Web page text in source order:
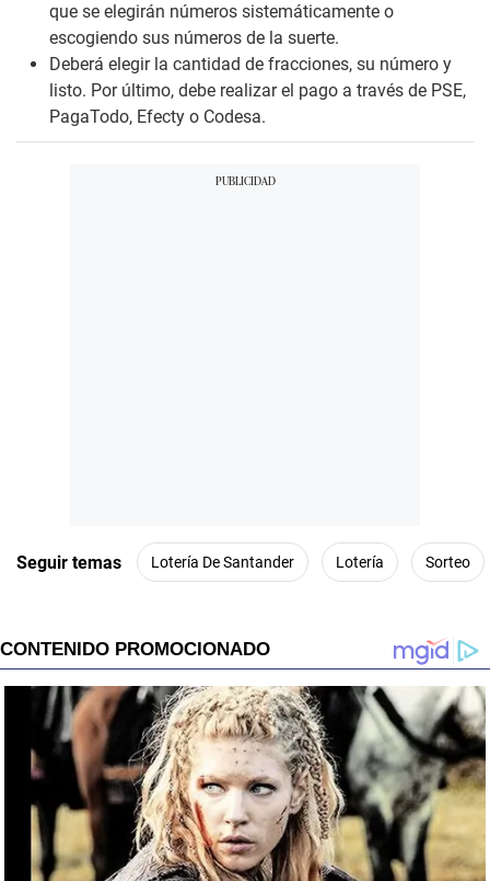
que se elegirán números sistemáticamente o
escogiendo sus números de la suerte.
Deberá elegir la cantidad de fracciones, su número y
listo. Por último, debe realizar el pago a través de PSE,
PagaTodo, Efecty o Codesa.
Seguir temas Lotería De Santander Lotería Sorteo